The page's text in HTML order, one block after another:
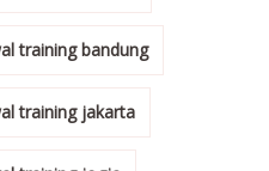
training bandung
training jakarta